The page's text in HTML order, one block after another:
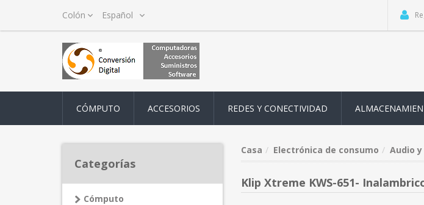
CÓMPUTO ACCESORIOS REDES Y CONECTIVIDAD
Categorías
Cómputo
Casa Electrónica de consumo Audio y
Klip Xtreme KWS-651-